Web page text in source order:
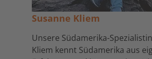
Susanne Kliem
Unsere Südamerika-
Kliem kennt Südamerika aus